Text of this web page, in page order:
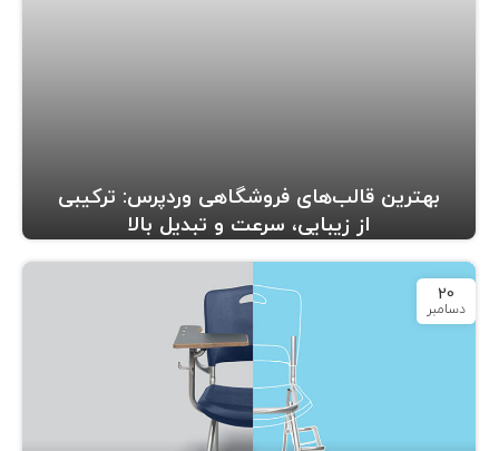
بهترین قالب‌های فروشگاهی وردپرس: ترکیبی
از زیبایی، سرعت و تبدیل بالا
20
دسامبر